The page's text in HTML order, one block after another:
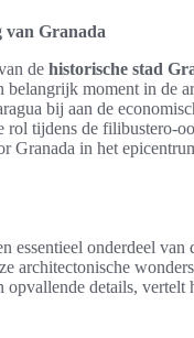
Granada
de historische stad
belangrijk moment in de
bij aan de
rol tijdens de filibustero-
Granada in het
essentieel onderdeel
architectonische
details, vertelt